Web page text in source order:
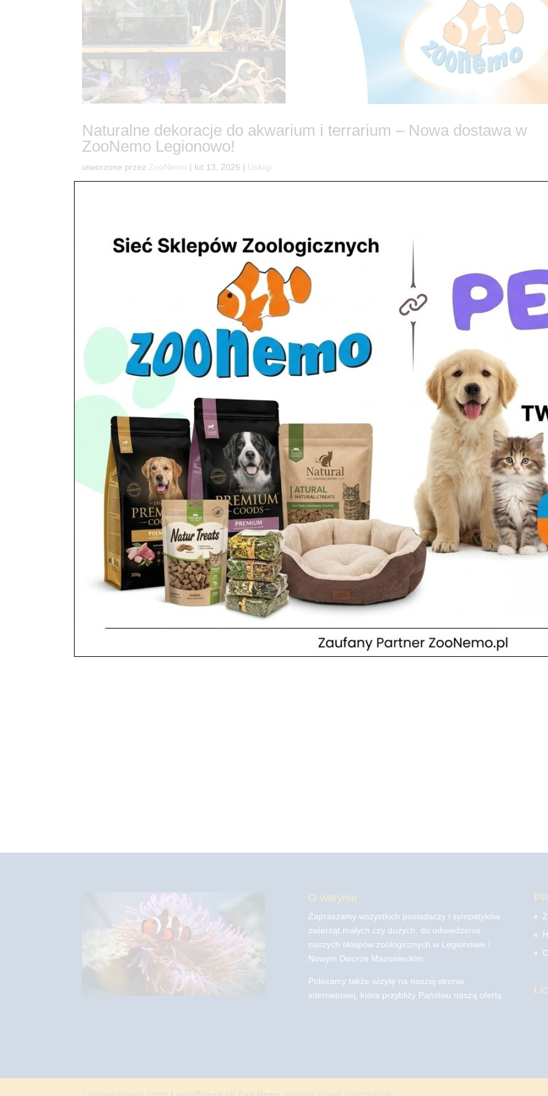
Naturalne dekoracje do akwarium i terrarium – Nowa dostawa w
ZooNemo Legionowo!
utworzone przez ZooNemo | lut 13, 2026 | Usługi
O witrynie
Zapraszamy wszystkich posiadaczy i sympatyków
zwierząt małych czy dużych, do odwiedzenia
naszych sklepów zoologicznych w Legionowie i
Nowym Dworze Mazowieckim
Polecamy także wizytę na naszej stronie
internetowej, która przybliży Państwu naszą ofertę.